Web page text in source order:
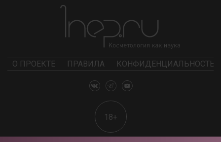
О ПРОЕКТЕ ПРАВИЛА КОНФИДЕНЦИАЛЬНОСТЬ
18+